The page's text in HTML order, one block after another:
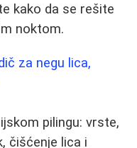
kako da se rešite
noktom.
za negu lica,
pilingu: vrste,
čišćenje lica i